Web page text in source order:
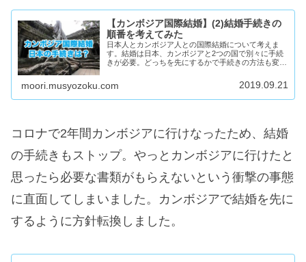
【カンボジア国際結婚】(2)結婚手続きの
順番を考えてみた
日本人とカンボジア人との国際結婚について考えま
す。結婚は日本、カンボジアと2つの国で別々に手続
きが必要。どっちを先にするかで手続きの方法も変わ
初にする方向で進めています。日本で婚姻を成立させ
るために必要な手続きや書類についてまとめていま
す。
moori.musyozoku.com 2019.09.21
コロナで2年間カンボジアに行けなったため、結婚
の手続きもストップ。やっとカンボジアに行けたと
思ったら必要な書類がもらえないという衝撃の事態
に直面してしまいました。カンボジアで結婚を先に
するように方針転換しました。